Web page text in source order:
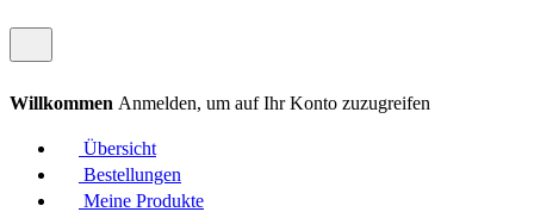
Willkommen Anmelden, um auf Ihr Konto zuzugreifen
Übersicht
Bestellungen
Meine Produkte